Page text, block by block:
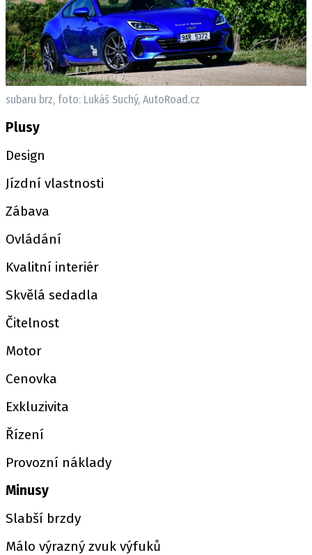
subaru brz, foto: Lukáš Suchý, AutoRoad.cz
Plusy
Design
Jízdní vlastnosti
Zábava
Ovládání
Kvalitní interiér
Skvělá sedadla
Čitelnost
Motor
Cenovka
Exkluzivita
Řízení
Provozní náklady
Minusy
Slabší brzdy
Málo výrazný zvuk výfuků